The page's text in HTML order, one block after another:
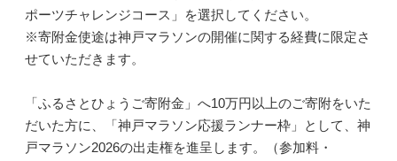
ポーツチャレンジコース」を選択してください。
※寄附金使途は神戸マラソンの開催に関する経費に限定さ
せていただきます。
「ふるさとひょうご寄附金」へ10万円以上のご寄附をいた
だいた方に、「神戸マラソン応援ランナー枠」として、神
戸マラソン2026の出走権を進呈します。（参加料・